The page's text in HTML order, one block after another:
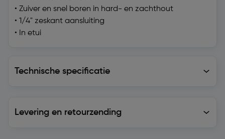
• Zuiver en snel boren in hard- en zachthout
• 1/4" zeskant aansluiting
• In etui
Technische specificatie
Levering en retourzending